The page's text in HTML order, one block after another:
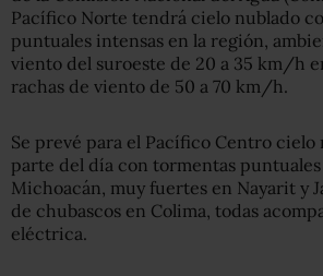
Pacífico Norte tendrá cielo nublado
puntuales intensas en la región,
viento del suroeste de 20 a 35 km/h
rachas de viento de 50 a 70 km/h.
Se prevé para el Pacífico Centro cielo
parte del día con tormentas
Michoacán, muy fuertes en Nayarit y
de chubascos en Colima, todas
eléctrica.